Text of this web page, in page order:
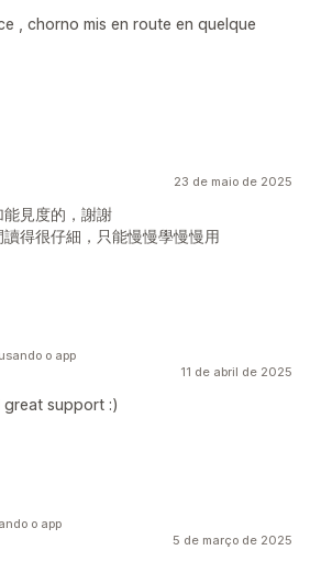
, chorno mis en route en quelque
23 de maio de 2025
見度的，謝謝
得很仔細，只能慢慢學慢慢用
11 de abril de 2025
support :)
o app
5 de março de 2025
o app